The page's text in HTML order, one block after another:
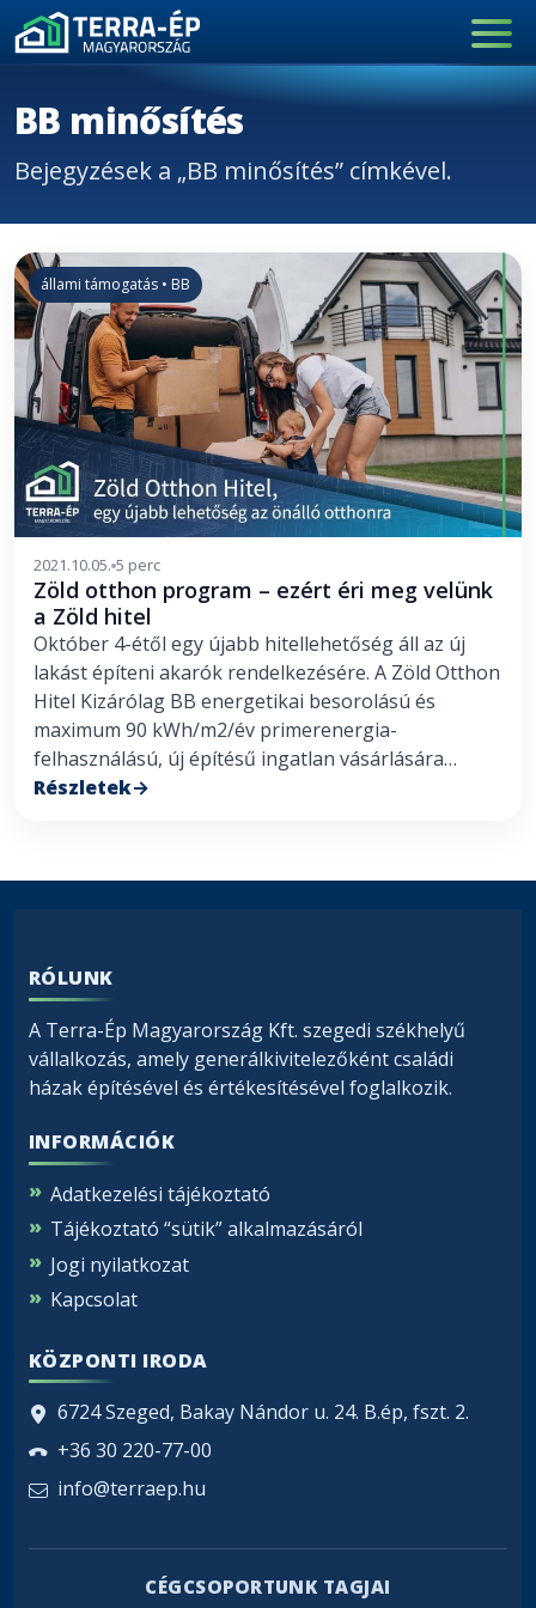
Main Navigation
BB minősítés
Bejegyzések a „BB minősítés” címkével.
állami támogatás • BB
2021.10.05. 5 perc
Zöld otthon program – ezért éri meg velünk
a Zöld hitel
Október 4-étől egy újabb hitellehetőség áll az új
lakást építeni akarók rendelkezésére. A Zöld Otthon
Hitel Kizárólag BB energetikai besorolású és
maximum 90 kWh/m2/év primerenergia-
felhasználású, új építésű ingatlan vásárlására…
Részletek
RÓLUNK
A Terra-Ép Magyarország Kft. szegedi székhelyű
vállalkozás, amely generálkivitelezőként családi
házak építésével és értékesítésével foglalkozik.
INFORMÁCIÓK
Adatkezelési tájékoztató
Tájékoztató “sütik” alkalmazásáról
Jogi nyilatkozat
Kapcsolat
KÖZPONTI IRODA
6724 Szeged, Bakay Nándor u. 24. B.ép, fszt. 2.
+36 30 220-77-00
info@terraep.hu
CÉGCSOPORTUNK TAGJAI